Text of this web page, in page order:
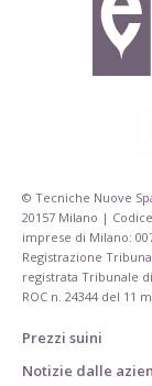
© Tecniche Nuove
20157 Milano |
imprese di Milano:
Registrazione
registrata Tribunale
ROC n. 24344 del 11
Prezzi suini
Notizie dalle